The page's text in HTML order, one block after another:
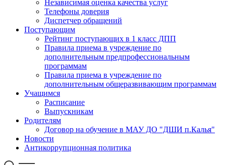
Независимая оценка качества услуг
Телефоны доверия
Диспетчер обращений
Поступающим
Рейтинг поступающих в 1 класс ДПП
Правила приема в учреждение по
дополнительным предпрофессиональным
программам
Правила приема в учреждение по
дополнительным общеразвивающим программам
Учащимся
Расписание
Выпускникам
Родителям
Договор на обучение в МАУ ДО "ДШИ п.Калья"
Новости
Антикоррупционная политика